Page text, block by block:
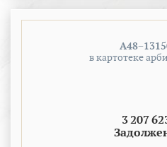
в картотеке
3 207